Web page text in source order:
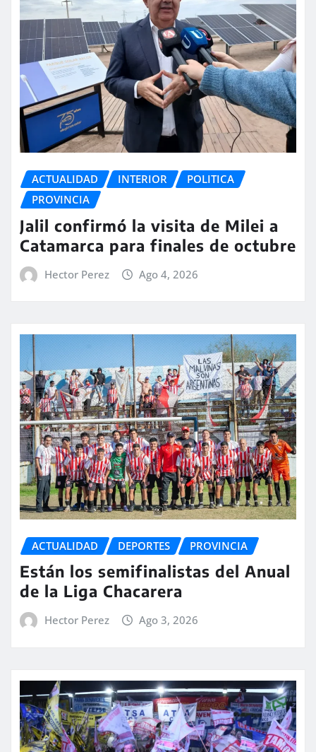
ACTUALIDAD INTERIOR
POLITICA
PROVINCIA
Jalil confirmó la visita de Milei a
Catamarca para finales de octubre
Hector Perez Ago 4, 2026
ACTUALIDAD DEPORTES PROVINCIA
Están los semifinalistas del Anual
de la Liga Chacarera
Hector Perez Ago 3, 2026